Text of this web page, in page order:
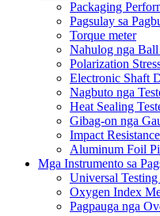
Packaging
Pagsulay sa
Torque meter
Nahulog nga Ball
Polarization
Electronic Shaft
Nagbuto nga
Heat Sealing
Gibag-on nga
Impact
Aluminum Foil
Mga Instrumento sa
Universal
Oxygen Index
Pagpauga nga